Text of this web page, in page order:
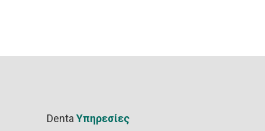
Denta Υπηρεσίες